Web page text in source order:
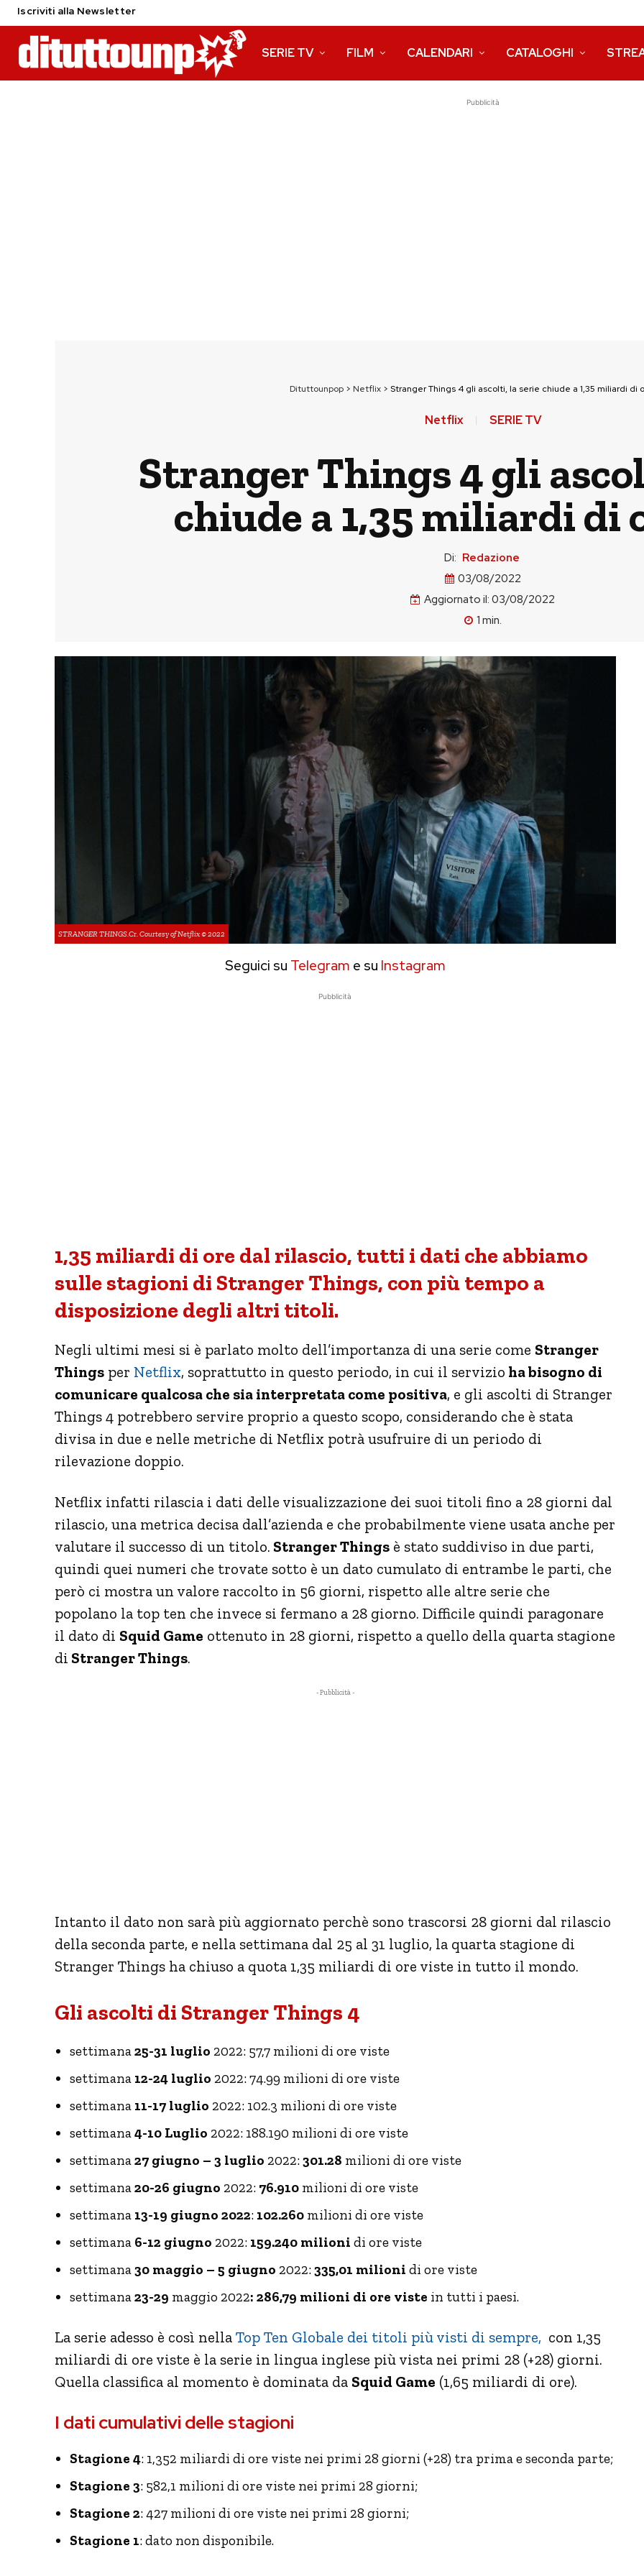
Iscriviti alla Newsletter
SERIE TV FILM CALENDARI CATALOGHI
Pubblicità
Dituttounpop > Netflix > Stranger Things 4 gli ascolti, la serie chiude a 1,35 miliardi di
Netflix SERIE TV
Stranger Things 4 gli
chiude a 1,35 miliardi di
Di: Redazione
03/08/2022
Aggiornato il: 03/08/2022
1 min.
STRANGER THINGS.Cr. Courtesy of Netflix © 2022
Seguici su Telegram e su Instagram
Pubblicità
1,35 miliardi di ore dal rilascio, tutti i dati che abbiamo
sulle stagioni di Stranger Things, con più tempo a
disposizione degli altri titoli.
Negli ultimi mesi si è parlato molto dell’importanza di una serie come Stranger
Things per Netflix, soprattutto in questo periodo, in cui il servizio ha bisogno di
comunicare qualcosa che sia interpretata come positiva, e gli ascolti di Stranger
Things 4 potrebbero servire proprio a questo scopo, considerando che è stata
divisa in due e nelle metriche di Netflix potrà usufruire di un periodo di
rilevazione doppio.
Netflix infatti rilascia i dati delle visualizzazione dei suoi titoli fino a 28 giorni dal
rilascio, una metrica decisa dall’azienda e che probabilmente viene usata anche per
valutare il successo di un titolo. Stranger Things è stato suddiviso in due parti,
quindi quei numeri che trovate sotto è un dato cumulato di entrambe le parti, che
però ci mostra un valore raccolto in 56 giorni, rispetto alle altre serie che
popolano la top ten che invece si fermano a 28 giorno. Difficile quindi paragonare
il dato di Squid Game ottenuto in 28 giorni, rispetto a quello della quarta stagione
di Stranger Things.
- Pubblicità -
Intanto il dato non sarà più aggiornato perchè sono trascorsi 28 giorni dal rilascio
della seconda parte, e nella settimana dal 25 al 31 luglio, la quarta stagione di
Stranger Things ha chiuso a quota 1,35 miliardi di ore viste in tutto il mondo.
Gli ascolti di Stranger Things 4
settimana25-31 luglio 2022: 57,7 milioni di ore viste
settimana 12-24 luglio 2022: 74.99 milioni di ore viste
settimana 11-17 luglio 2022: 102.3 milioni di ore viste
settimana4-10 Luglio 2022: 188.190 milioni di ore viste
settimana27 giugno – 3 luglio 2022:301.28 milioni di ore viste
settimana20-26 giugno 2022: 76.910 milioni di ore viste
settimana 13-19 giugno 2022: 102.260 milioni di ore viste
settimana 6-12 giugno 2022: 159.240 milioni di ore viste
settimana30 maggio – 5 giugno 2022:335,01 milioni di ore viste
settimana23-29 maggio 2022: 286,79 milioni di ore viste in tutti i paesi.
La serie adesso è così nella Top Ten Globale dei titoli più visti di sempre, con 1,35
miliardi di ore viste è la serie in lingua inglese più vista nei primi 28 (+28) giorni.
Quella classifica al momento è dominata da Squid Game (1,65 miliardi di ore).
I dati cumulativi delle stagioni
Stagione 4: 1,352 miliardi di ore viste nei primi 28 giorni (+28) tra prima e seconda parte;
Stagione 3: 582,1 milioni di ore viste nei primi 28 giorni;
Stagione 2: 427 milioni di ore viste nei primi 28 giorni;
Stagione 1: dato non disponibile.